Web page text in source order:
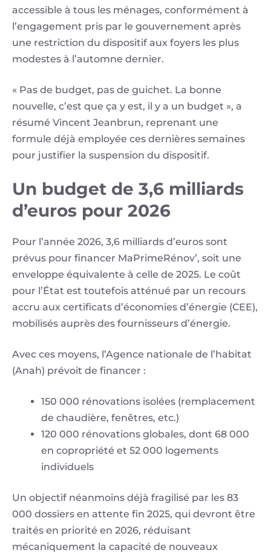
accessible à tous les ménages, conformément à
l’engagement pris par le gouvernement après
une restriction du dispositif aux foyers les plus
modestes à l’automne dernier.
« Pas de budget, pas de guichet. La bonne
nouvelle, c’est que ça y est, il y a un budget », a
résumé Vincent Jeanbrun, reprenant une
formule déjà employée ces dernières semaines
pour justifier la suspension du dispositif.
Un budget de 3,6 milliards
d’euros pour 2026
Pour l’année 2026, 3,6 milliards d’euros sont
prévus pour financer MaPrimeRénov’, soit une
enveloppe équivalente à celle de 2025. Le coût
pour l’État est toutefois atténué par un recours
accru aux certificats d’économies d’énergie (CEE),
mobilisés auprès des fournisseurs d’énergie.
Avec ces moyens, l’Agence nationale de l’habitat
(Anah) prévoit de financer :
150 000 rénovations isolées (remplacement
de chaudière, fenêtres, etc.)
120 000 rénovations globales, dont 68 000
en copropriété et 52 000 logements
individuels
Un objectif néanmoins déjà fragilisé par les 83
000 dossiers en attente fin 2025, qui devront être
traités en priorité en 2026, réduisant
mécaniquement la capacité de nouveaux